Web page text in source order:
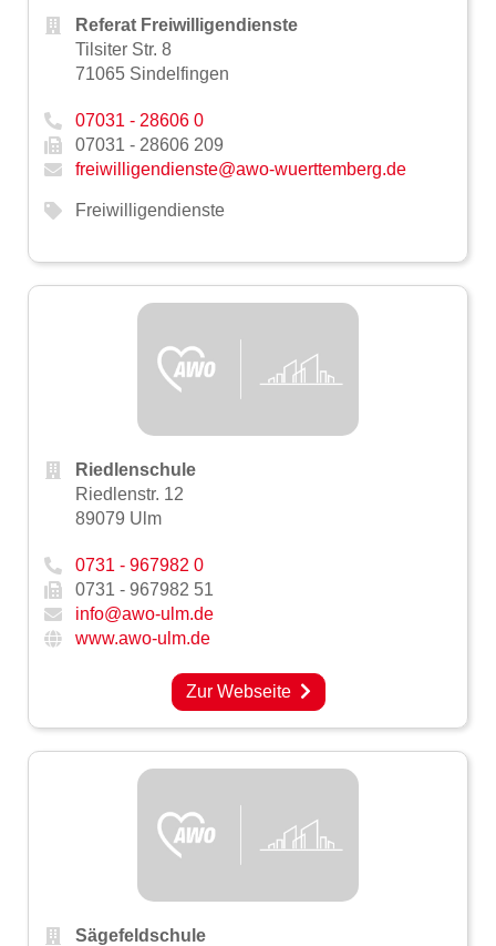
Referat Freiwilligendienste
Tilsiter Str. 8
71065 Sindelfingen
07031 - 28606 0
07031 - 28606 209
freiwilligendienste@awo-wuerttemberg.de
Freiwilligendienste
Riedlenschule
Riedlenstr. 12
89079 Ulm
0731 - 967982 0
0731 - 967982 51
info@awo-ulm.de
www.awo-ulm.de
Zur Webseite
Sägefeldschule